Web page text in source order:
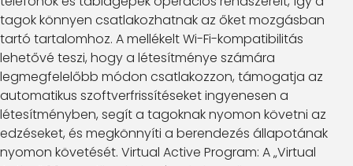
tagok könnyen csatlakozhatnak az őket mozgásban
tartó tartalomhoz. A mellékelt Wi-Fi-kompatibilitás
lehetővé teszi, hogy a létesítménye számára
legmegfelelőbb módon csatlakozzon, támogatja az
automatikus szoftverfrissítéseket ingyenesen a
létesítményben, segít a tagoknak nyomon követni az
edzéseket, és megkönnyíti a berendezés állapotának
nyomon követését. Virtual Active Program: A „Virtual